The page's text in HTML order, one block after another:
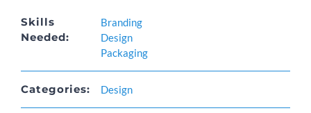
Skills
Needed:
Branding
Design
Packaging
Categories: Design